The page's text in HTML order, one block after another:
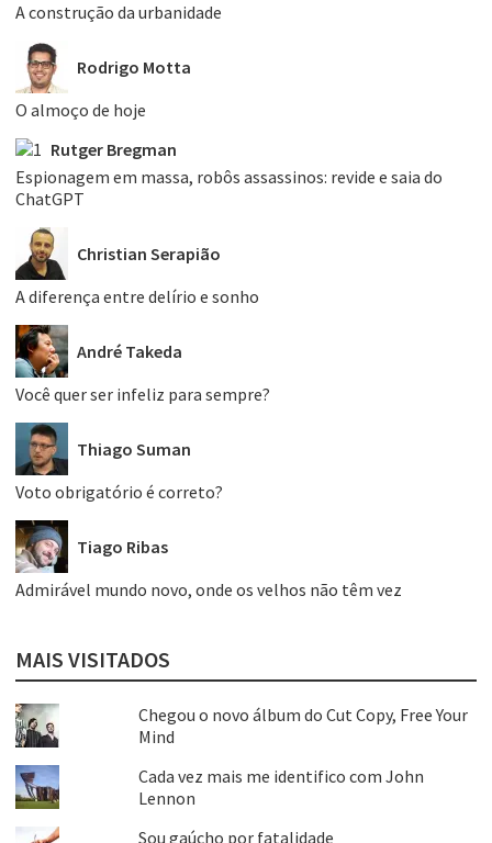
A construção da urbanidade
Rodrigo Motta
O almoço de hoje
Rutger Bregman
Espionagem em massa, robôs assassinos: revide e saia do
ChatGPT
Christian Serapião
A diferença entre delírio e sonho
André Takeda
Você quer ser infeliz para sempre?
Thiago Suman
Voto obrigatório é correto?
Tiago Ribas
Admirável mundo novo, onde os velhos não têm vez
MAIS VISITADOS
Chegou o novo álbum do Cut Copy, Free Your
Mind
Cada vez mais me identifico com John
Lennon
Sou gaúcho por fatalidade